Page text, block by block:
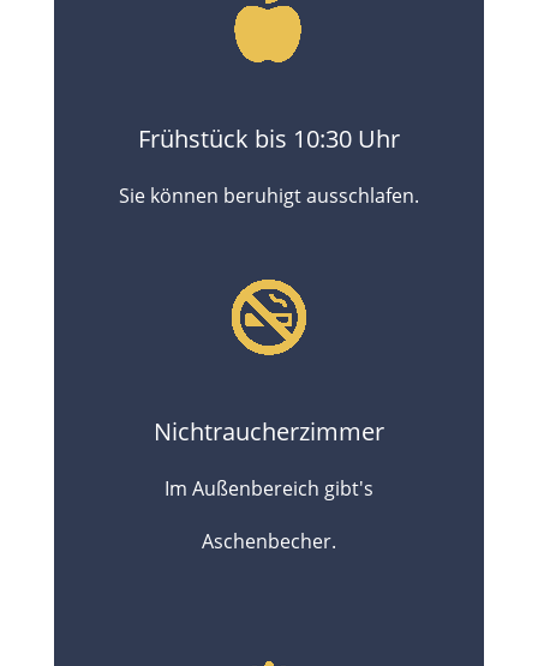
Frühstück bis 10:30 Uhr
Sie können beruhigt ausschlafen.
Nichtraucherzimmer
Im Außenbereich gibt's
Aschenbecher.